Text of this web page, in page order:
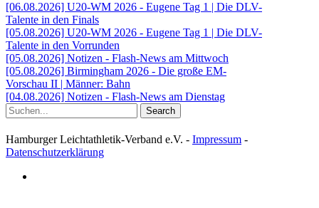
[06.08.2026] U20-WM 2026 - Eugene Tag 1 | Die DLV-
Talente in den Finals
[05.08.2026] U20-WM 2026 - Eugene Tag 1 | Die DLV-
Talente in den Vorrunden
[05.08.2026] Notizen - Flash-News am Mittwoch
[05.08.2026] Birmingham 2026 - Die große EM-
Vorschau II | Männer: Bahn
[04.08.2026] Notizen - Flash-News am Dienstag
Search
Hamburger Leichtathletik-Verband e.V. - Impressum -
Datenschutzerklärung